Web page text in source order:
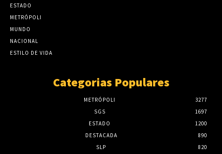
ESTADO
METRÓPOLI
MUNDO
NACIONAL
ESTILO DE VIDA
Categorias Populares
METRÓPOLI
3277
SGS
1697
ESTADO
1200
DESTACADA
890
SLP
820